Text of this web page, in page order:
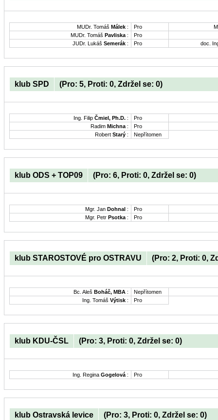
MUDr. Tomáš Málek : Pro
MUDr. Tomáš Pavliska :
Pro
JUDr. Lukáš Semerák : Pro doc.
klub SPD (Pro: 5, Proti: 0, Zdržel se: 0)
Ing. Filip Čmiel, Ph.D. :
Pro
Radim Michna :
Pro
Robert Starý : Nepřítomen
klub ODS + TOP09 (Pro: 6, Proti: 0, Zdržel se: 0)
Mgr. Jan Dohnal :
Pro
Mgr. Petr Psotka : Pro
klub STAROSTOVÉ pro OSTRAVU (Pro: 2, Proti: 0,
Bc. Aleš Boháč, MBA :
Nepřítomen
Ing. Tomáš Výtisk : Pro
klub KDU-ČSL (Pro: 3, Proti: 0, Zdržel se: 0)
Ing. Regina Gogelová : Pro
klub Ostravská levice (Pro: 3, Proti: 0, Zdržel se: 0)